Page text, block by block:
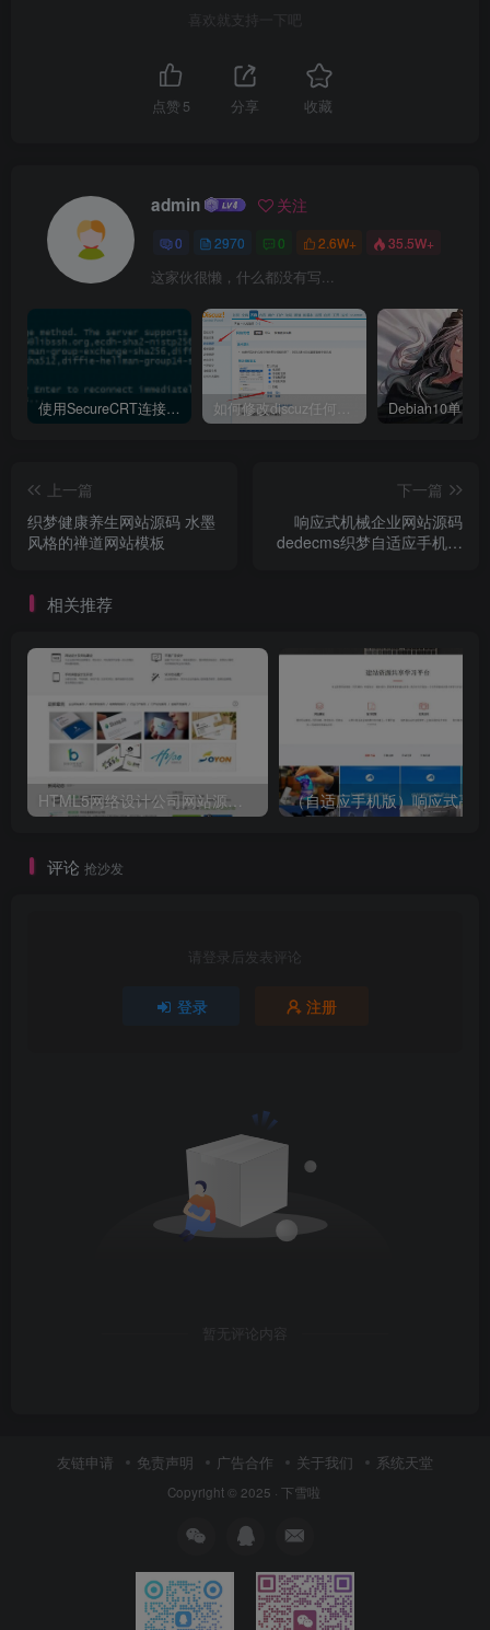
喜欢就支持一下吧
点赞 5 分享 收藏
admin 关注
0 2970 0 2.6W+ 35.5W+
这家伙很懒，什么都没有写...
使用SecureCRT连接Ubuntu20.04报错：Key exchange failed. No compatible key exchange method.
上一篇
织梦健康养生网站源码 水墨
风格的禅道网站模板
下一篇
响应式机械企业网站源码
dedecms织梦自适应手机网
相关推荐
HTML5网络设计公司网站源码 织梦dedecms整站模板
评论 抢沙发
请登录后发表评论
登录 注册
暂无评论内容
友链申请 免责声明 广告合作 关于我们 系统天堂
Copyright © 2025 · 下雪啦